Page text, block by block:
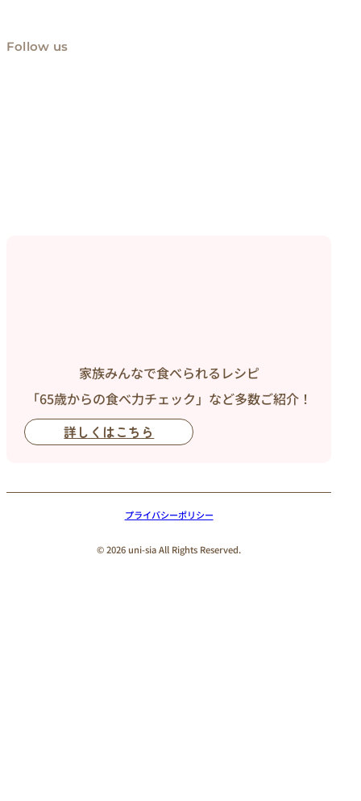
Follow us
家族みんなで食べられるレシピ
「65歳からの食べ力チェック」など多数ご紹介！
詳しくはこちら
プライバシーポリシー
© 2026 uni-sia All Rights Reserved.